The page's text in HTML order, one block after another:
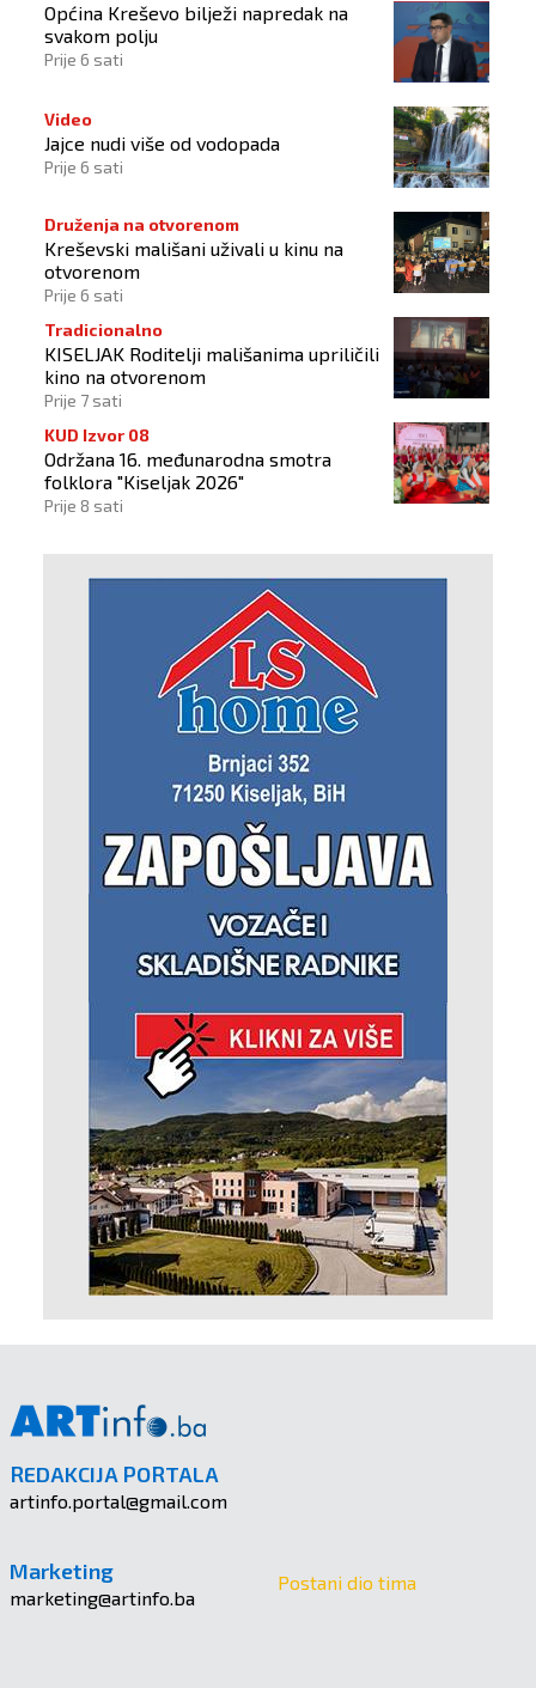
Općina Kreševo bilježi napredak na
svakom polju
Prije 6 sati
Video
Jajce nudi više od vodopada
Prije 6 sati
Druženja na otvorenom
Kreševski mališani uživali u kinu na
otvorenom
Prije 6 sati
Tradicionalno
KISELJAK Roditelji mališanima upriličili
kino na otvorenom
Prije 7 sati
KUD Izvor 08
Održana 16. međunarodna smotra
folklora "Kiseljak 2026"
Prije 8 sati
REDAKCIJA PORTALA
artinfo.portal@gmail.com
Marketing
marketing@artinfo.ba
Postani dio tima